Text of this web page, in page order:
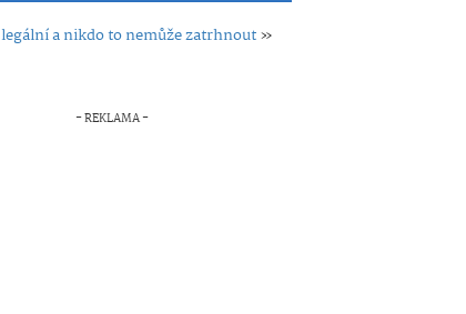
a nikdo to nemůže zatrhnout»